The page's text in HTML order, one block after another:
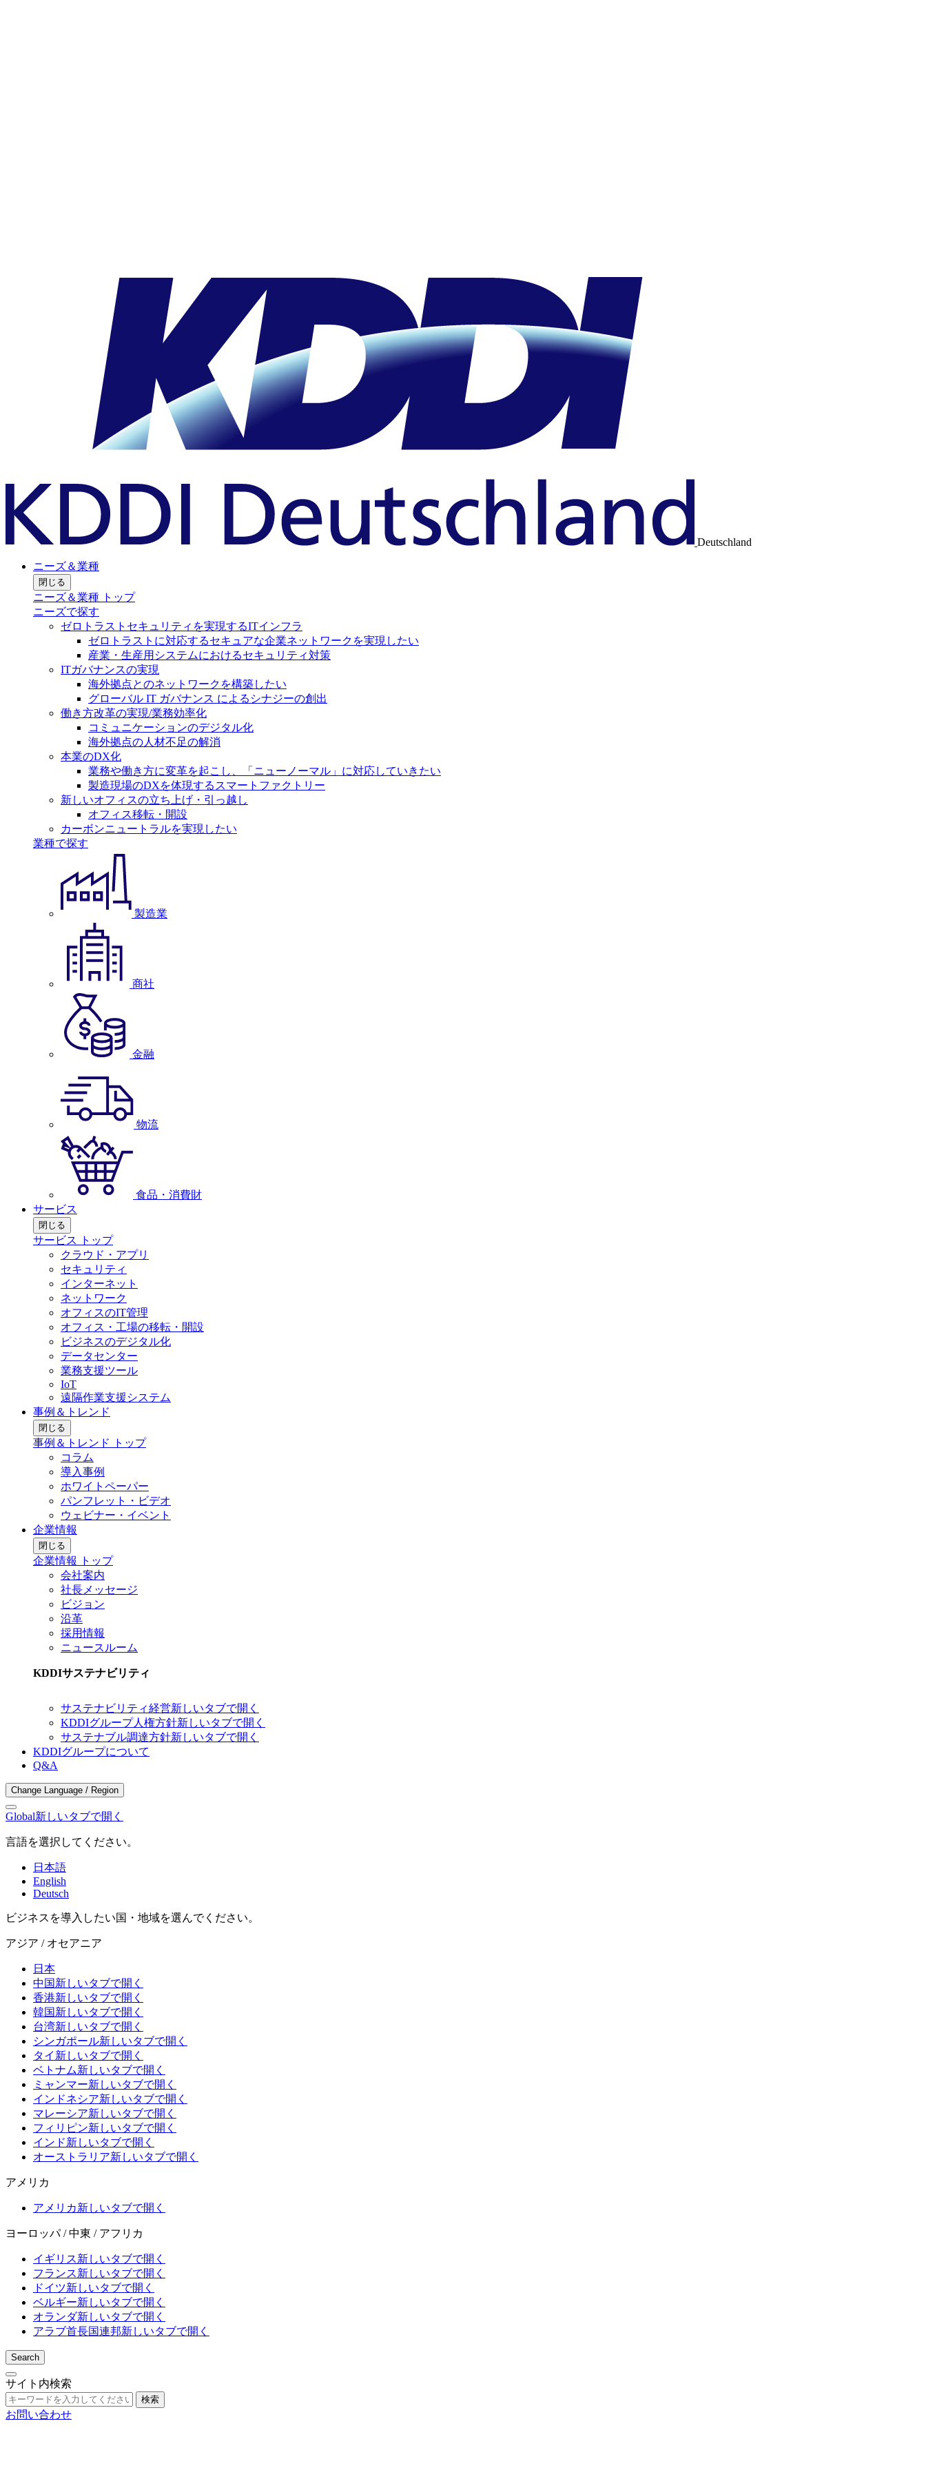
Deutschland
ニーズ＆業種
閉じる
ニーズ＆業種 トップ
ニーズで探す
ゼロトラストセキュリティを実現するITインフラ
ゼロトラストに対応するセキュアな企業ネットワークを実現したい
産業・生産用システムにおけるセキュリティ対策
ITガバナンスの実現
海外拠点とのネットワークを構築したい
グローバル IT ガバナンス によるシナジーの創出
働き方改革の実現/業務効率化
コミュニケーションのデジタル化
海外拠点の人材不足の解消
本業のDX化
業務や働き方に変革を起こし、「ニューノーマル」に対応していきたい
製造現場のDXを体現するスマートファクトリー
新しいオフィスの立ち上げ・引っ越し
オフィス移転・開設
カーボンニュートラルを実現したい
業種で探す
製造業
商社
金融
物流
食品・消費財
サービス
閉じる
サービス トップ
クラウド・アプリ
セキュリティ
インターネット
ネットワーク
オフィスのIT管理
オフィス・工場の移転・開設
ビジネスのデジタル化
データセンター
業務支援ツール
IoT
遠隔作業支援システム
事例＆トレンド
閉じる
事例＆トレンド トップ
コラム
導入事例
ホワイトペーパー
パンフレット・ビデオ
ウェビナー・イベント
企業情報
閉じる
企業情報 トップ
会社案内
社長メッセージ
ビジョン
沿革
採用情報
ニュースルーム
KDDIサステナビリティ
サステナビリティ経営新しいタブで開く
KDDIグループ人権方針新しいタブで開く
サステナブル調達方針新しいタブで開く
KDDIグループについて
Q&A
Change Language / Region
Global新しいタブで開く
言語を選択してください。
日本語
English
Deutsch
ビジネスを導入したい国・地域を選んでください。
アジア / オセアニア
日本
中国新しいタブで開く
香港新しいタブで開く
韓国新しいタブで開く
台湾新しいタブで開く
シンガポール新しいタブで開く
タイ 新しいタブで開く
ベトナム新しいタブで開く
ミャンマー新しいタブで開く
インドネシア新しいタブで開く
マレーシア新しいタブで開く
フィリピン新しいタブで開く
インド新しいタブで開く
オーストラリア新しいタブで開く
アメリカ
アメリカ新しいタブで開く
ヨーロッパ / 中東 / アフリカ
イギリス新しいタブで開く
フランス新しいタブで開く
ドイツ新しいタブで開く
ベルギー新しいタブで開く
オランダ新しいタブで開く
アラブ首長国連邦新しいタブで開く
Search
サイト内検索
検索
お問い合わせ